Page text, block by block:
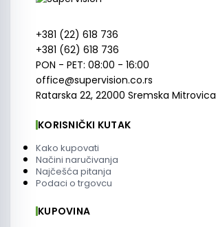
+381 (22) 618 736
+381 (62) 618 736
PON - PET: 08:00 - 16:00
office@supervision.co.rs
Ratarska 22, 22000 Sremska Mitrovica
KORISNIČKI KUTAK
Kako kupovati
Načini naručivanja
Najčešća pitanja
Podaci o trgovcu
KUPOVINA